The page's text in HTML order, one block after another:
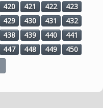
420 421 422
423
429 430 431
432
438 439 440
441
447 448 449
450